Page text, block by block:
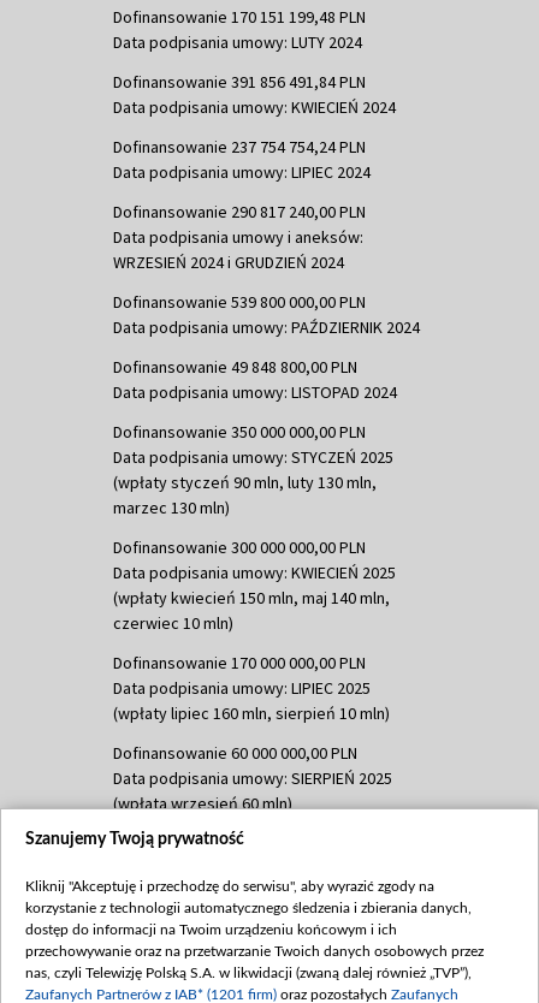
Dofinansowanie 170 151 199,48 PLN
Data podpisania umowy: LUTY 2024
Dofinansowanie 391 856 491,84 PLN
Data podpisania umowy: KWIECIEŃ 2024
Dofinansowanie 237 754 754,24 PLN
Data podpisania umowy: LIPIEC 2024
Dofinansowanie 290 817 240,00 PLN
Data podpisania umowy i aneksów:
WRZESIEŃ 2024 i GRUDZIEŃ 2024
Dofinansowanie 539 800 000,00 PLN
Data podpisania umowy: PAŹDZIERNIK 2024
Dofinansowanie 49 848 800,00 PLN
Data podpisania umowy: LISTOPAD 2024
Dofinansowanie 350 000 000,00 PLN
Data podpisania umowy: STYCZEŃ 2025
(wpłaty styczeń 90 mln, luty 130 mln,
marzec 130 mln)
Dofinansowanie 300 000 000,00 PLN
Data podpisania umowy: KWIECIEŃ 2025
(wpłaty kwiecień 150 mln, maj 140 mln,
czerwiec 10 mln)
Dofinansowanie 170 000 000,00 PLN
Data podpisania umowy: LIPIEC 2025
(wpłaty lipiec 160 mln, sierpień 10 mln)
Dofinansowanie 60 000 000,00 PLN
Data podpisania umowy: SIERPIEŃ 2025
(wpłata wrzesień 60 mln)
Dofinansowanie 635 783 051,21 PLN
(wpłata wrzesień 100 mln, październik 350
mln, listopad 265 mln)
Dofinansowanie 48 862 000,00 PLN
Data podpisania umowy: GRUDZIEŃ 2025
Szanujemy Twoją prywatność
Kliknij "Akceptuję i przechodzę do serwisu", aby wyrazić zgody na
korzystanie z technologii automatycznego śledzenia i zbierania danych,
dostęp do informacji na Twoim urządzeniu końcowym i ich
przechowywanie oraz na przetwarzanie Twoich danych osobowych przez
nas, czyli Telewizję Polską S.A. w likwidacji (zwaną dalej również „TVP”),
Zaufanych Partnerów z IAB* (1201 firm) oraz pozostałych Zaufanych